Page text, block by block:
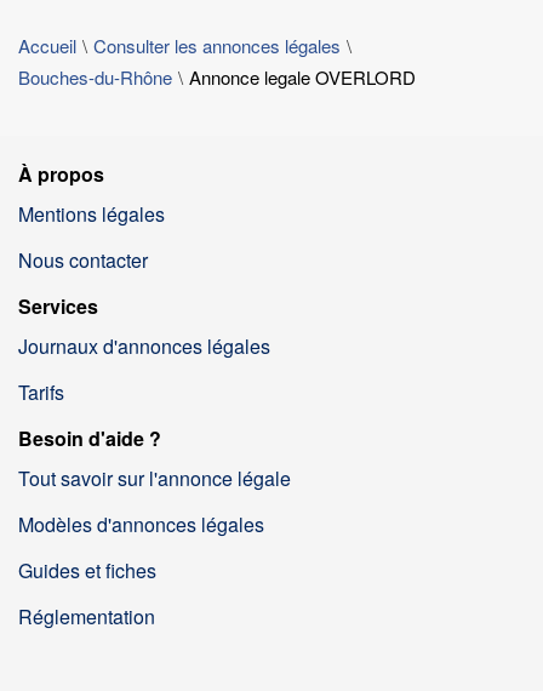
Accueil
Consulter les annonces légales
Bouches-du-Rhône
Annonce legale OVERLORD
À propos
Mentions légales
Nous contacter
Services
Journaux d'annonces légales
Tarifs
Besoin d'aide ?
Tout savoir sur l'annonce légale
Modèles d'annonces légales
Guides et fiches
Réglementation